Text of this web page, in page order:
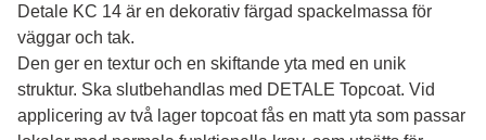
Detale KC 14 är en dekorativ färgad spackelmassa för
väggar och tak.
Den ger en textur och en skiftande yta med en unik
struktur. Ska slutbehandlas med DETALE Topcoat. Vid
applicering av två lager topcoat fås en matt yta som passar